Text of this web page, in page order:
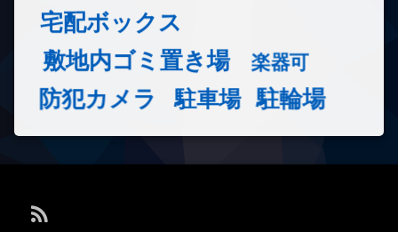
宅配ボックス
敷地内ゴミ置き場
楽器可
防犯カメラ 駐車場 駐輪場
RSS